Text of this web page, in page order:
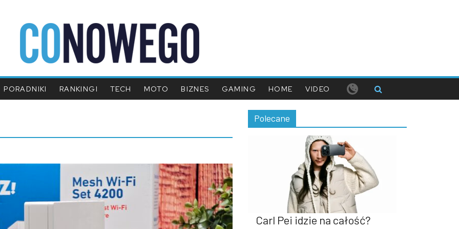
PORADNIKI RANKINGI TECH MOTO BIZNES GAMING HOME VIDEO
Polecane
Carl Pei idzie na całość?